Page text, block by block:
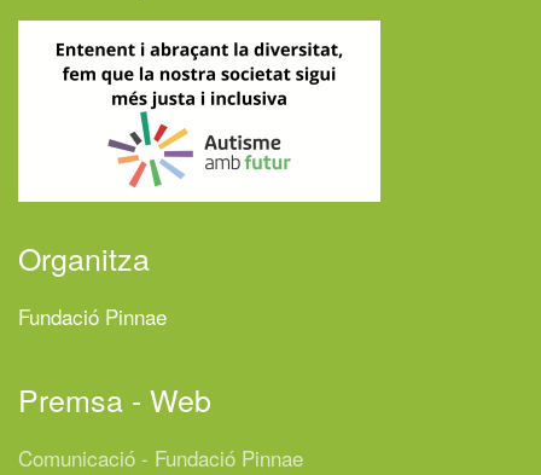
Organitza
Fundació Pinnae
Premsa - Web
Comunicació - Fundació Pinnae